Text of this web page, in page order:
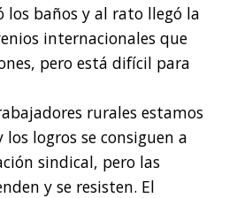
los baños y al rato llegó la
internacionales que
pero está difícil para
rurales estamos
logros se consiguen a
sindical, pero las
y se resisten. El